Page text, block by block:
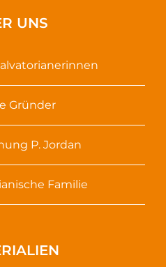
UNS
Gründer
P. Jordan
Familie